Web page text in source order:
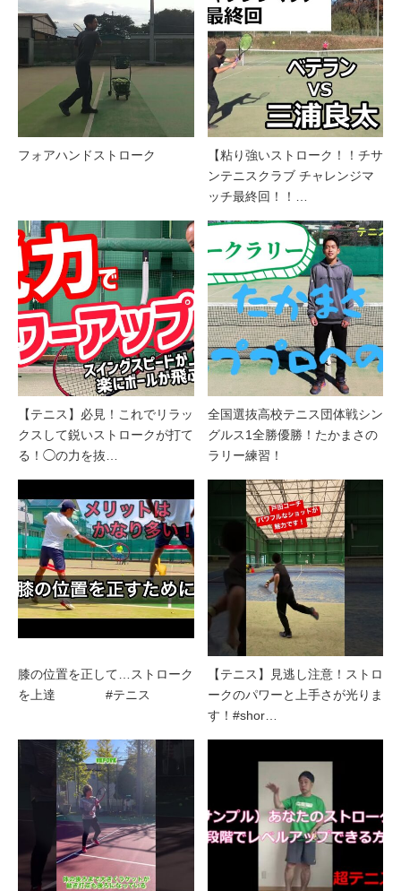
フォアハンドストローク
【粘り強いストローク！！チサ
ンテニスクラブ チャレンジマ
ッチ最終回！！…
【テニス】必見！これでリラッ
クスして鋭いストロークが打て
る！◯の力を抜…
全国選抜高校テニス団体戦シン
グルス1全勝優勝！たかまさの
ラリー練習！
膝の位置を正して…ストローク
を上達 #テニス
【テニス】見逃し注意！ストロ
ークのパワーと上手さが光りま
す！#shor…